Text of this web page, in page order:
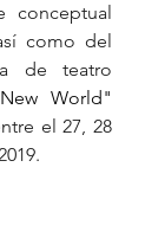
conceptual
como del
de teatro
el 27, 28